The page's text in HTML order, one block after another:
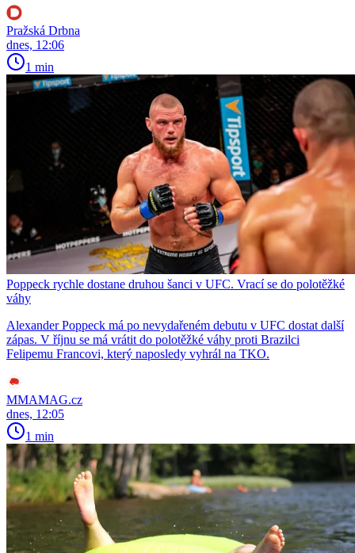
Pražská Drbna
dnes, 12:06
1 min
Poppeck rychle dostane druhou šanci v UFC. Vrací se do polotěžké
váhy
Alexander Poppeck má po nevydařeném debutu v UFC dostat další
zápas. V říjnu se má vrátit do polotěžké váhy proti Brazilci
Felipemu Francovi, který naposledy vyhrál na TKO.
MMAMAG.cz
dnes, 12:05
1 min